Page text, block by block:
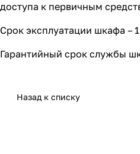
доступа к первичным
Срок эксплуатации шкафа –
Гарантийный срок службы
Назад к списку